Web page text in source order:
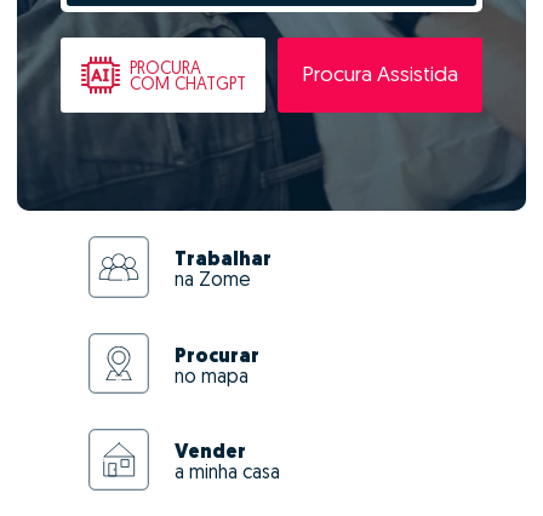
PROCURA
COM CHATGPT
Procura Assistida
Trabalhar
na Zome
Procurar
no mapa
Vender
a minha casa